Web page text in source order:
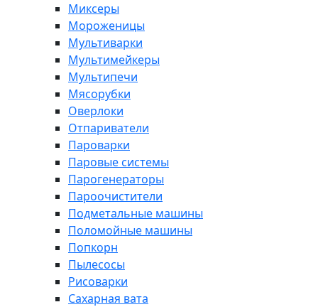
Миксеры
Мороженицы
Мультиварки
Мультимейкеры
Мультипечи
Мясорубки
Оверлоки
Отпариватели
Пароварки
Паровые системы
Парогенераторы
Пароочистители
Подметальные машины
Поломойные машины
Попкорн
Пылесосы
Рисоварки
Сахарная вата